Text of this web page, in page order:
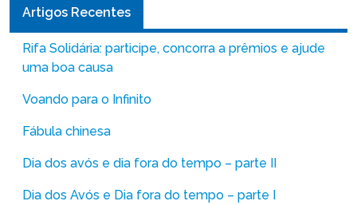
Artigos Recentes
Rifa Solidária: participe, concorra a prêmios e ajude
uma boa causa
Voando para o Infinito
Fábula chinesa
Dia dos avós e dia fora do tempo – parte II
Dia dos Avós e Dia fora do tempo – parte I